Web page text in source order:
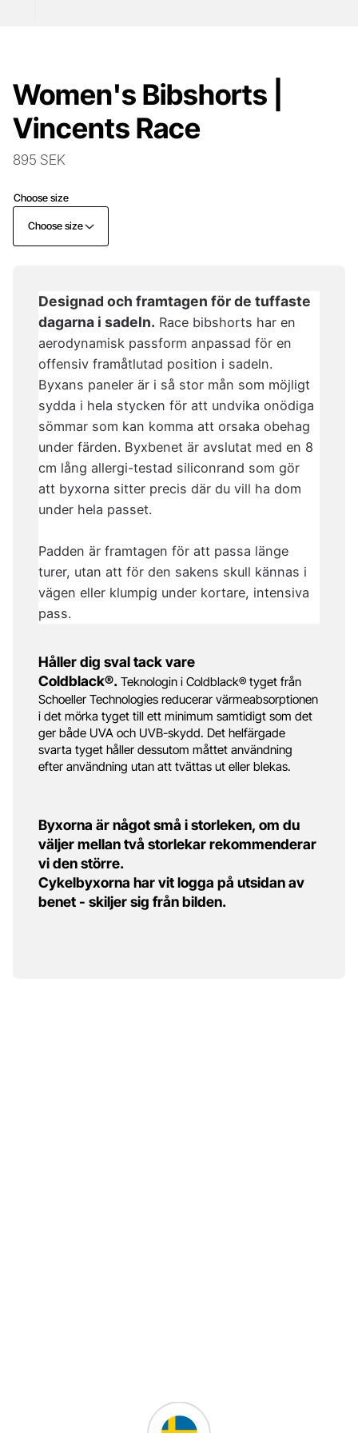
Women's Bibshorts |
Vincents Race
895 SEK
Choose size
Choose size
Designad och framtagen för de tuffaste
dagarna i sadeln. Race bibshorts har en
aerodynamisk passform anpassad för en
offensiv framåtlutad position i sadeln.
Byxans paneler är i så stor mån som möjligt
sydda i hela stycken för att undvika onödiga
sömmar som kan komma att orsaka obehag
under färden. Byxbenet är avslutat med en 8
cm lång allergi-testad siliconrand som gör
att byxorna sitter precis där du vill ha dom
under hela passet.
Padden är framtagen för att passa länge
turer, utan att för den sakens skull kännas i
vägen eller klumpig under kortare, intensiva
pass.
Håller dig sval tack vare
Coldblack®. Teknologin i Coldblack® tyget från
Schoeller Technologies reducerar värmeabsorptionen
i det mörka tyget till ett minimum samtidigt som det
ger både UVA och UVB-skydd. Det helfärgade
svarta tyget håller dessutom måttet användning
efter användning utan att tvättas ut eller blekas.
Byxorna är något små i storleken, om du
väljer mellan två storlekar rekommenderar
vi den större.
Cykelbyxorna har vit logga på utsidan av
benet - skiljer sig från bilden.